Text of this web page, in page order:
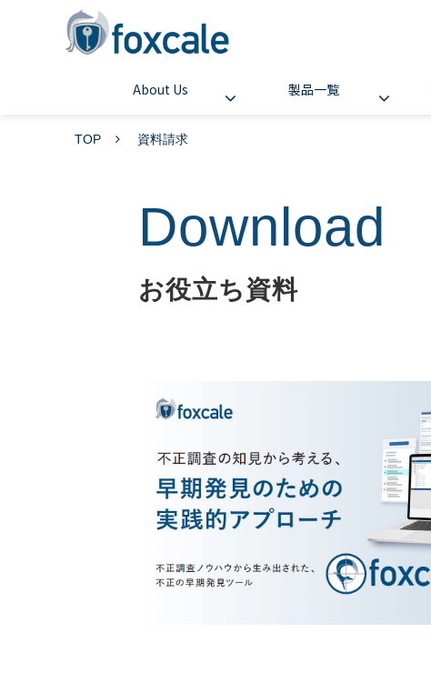
About Us 製品一覧
TOP 資料請求
Download
お役立ち資料